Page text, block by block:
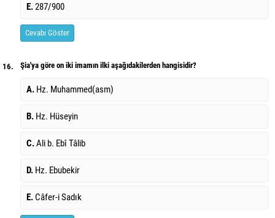
E.287/900
Cevabı Göster
16. Şia'ya göre on iki imamın ilki aşağıdakilerden hangisidir?
A. Hz. Muhammed(asm)
B. Hz. Hüseyin
C.Ali b. Ebî Tâlib
D. Hz. Ebubekir
E.Câfer-i Sadık